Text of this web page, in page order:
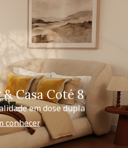
Casa Coté 8
em dose dupla
conhecer